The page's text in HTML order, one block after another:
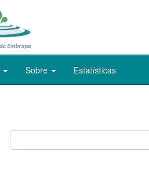
Sobre Estatísticas